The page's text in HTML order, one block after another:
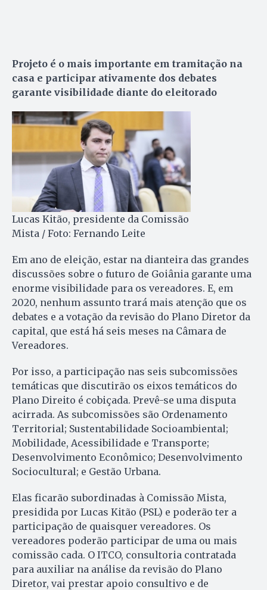
Projeto é o mais importante em tramitação na
casa e participar ativamente dos debates
garante visibilidade diante do eleitorado
Lucas Kitão, presidente da Comissão
Mista / Foto: Fernando Leite
Em ano de eleição, estar na dianteira das grandes
discussões sobre o futuro de Goiânia garante uma
enorme visibilidade para os vereadores. E, em
2020, nenhum assunto trará mais atenção que os
debates e a votação da revisão do Plano Diretor da
capital, que está há seis meses na Câmara de
Vereadores.
Por isso, a participação nas seis subcomissões
temáticas que discutirão os eixos temáticos do
Plano Direito é cobiçada. Prevê-se uma disputa
acirrada. As subcomissões são Ordenamento
Territorial; Sustentabilidade Socioambiental;
Mobilidade, Acessibilidade e Transporte;
Desenvolvimento Econômico; Desenvolvimento
Sociocultural; e Gestão Urbana.
Elas ficarão subordinadas à Comissão Mista,
presidida por Lucas Kitão (PSL) e poderão ter a
participação de quaisquer vereadores. Os
vereadores poderão participar de uma ou mais
comissão cada. O ITCO, consultoria contratada
para auxiliar na análise da revisão do Plano
Diretor, vai prestar apoio consultivo e de